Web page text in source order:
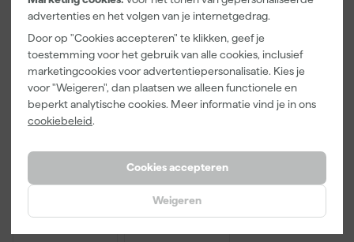
advertenties en het volgen van je internetgedrag.
Door op "Cookies accepteren" te klikken, geef je
toestemming voor het gebruik van alle cookies, inclusief
marketingcookies voor advertentiepersonalisatie. Kies je
voor "Weigeren", dan plaatsen we alleen functionele en
beperkt analytische cookies. Meer informatie vind je in ons
cookiebeleid.
Cookies accepteren
Weigeren
Adviesprijs 6,00
3,99
incl. BTW
2,99
incl. BTW
Adviesprijs 31,89
19,95
incl. BTW
Onze Top 10 Onze Top 10